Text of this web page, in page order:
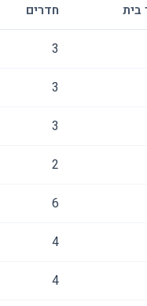
בית חדרים
3
3
3
2
6
4
4